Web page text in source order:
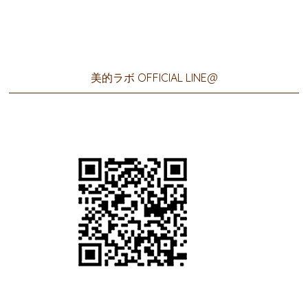
美的ラボ OFFICIAL LINE@